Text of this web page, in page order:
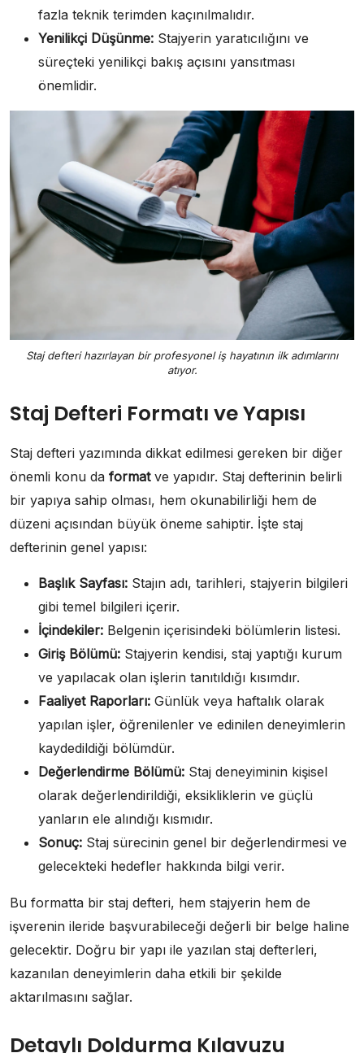
fazla teknik terimden kaçınılmalıdır.
Yenilikçi Düşünme: Stajyerin yaratıcılığını ve
süreçteki yenilikçi bakış açısını yansıtması
önemlidir.
Staj defteri hazırlayan bir profesyonel iş hayatının ilk adımlarını
atıyor.
Staj Defteri Formatı ve Yapısı
Staj defteri yazımında dikkat edilmesi gereken bir diğer
önemli konu da formatve yapıdır. Staj defterinin belirli
bir yapıya sahip olması, hem okunabilirliği hem de
düzeni açısından büyük öneme sahiptir. İşte staj
defterinin genel yapısı:
Başlık Sayfası: Stajın adı, tarihleri, stajyerin bilgileri
gibi temel bilgileri içerir.
İçindekiler: Belgenin içerisindeki bölümlerin listesi.
Giriş Bölümü: Stajyerin kendisi, staj yaptığı kurum
ve yapılacak olan işlerin tanıtıldığı kısımdır.
Faaliyet Raporları: Günlük veya haftalık olarak
yapılan işler, öğrenilenler ve edinilen deneyimlerin
kaydedildiği bölümdür.
Değerlendirme Bölümü: Staj deneyiminin kişisel
olarak değerlendirildiği, eksikliklerin ve güçlü
yanların ele alındığı kısmıdır.
Sonuç: Staj sürecinin genel bir değerlendirmesi ve
gelecekteki hedefler hakkında bilgi verir.
Bu formatta bir staj defteri, hem stajyerin hem de
işverenin ileride başvurabileceği değerli bir belge haline
gelecektir. Doğru bir yapı ile yazılan staj defterleri,
kazanılan deneyimlerin daha etkili bir şekilde
aktarılmasını sağlar.
Detaylı Doldurma Kılavuzu